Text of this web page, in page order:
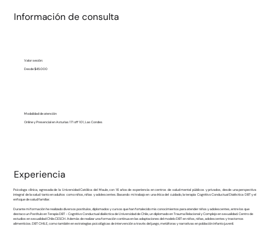
Información de consulta
Valor sesión:
Desde $45.000
Modalidad de atención
Online y Presencial en Asturias 171 off 101, Las Condes
Experiencia
Psicologa clínica, egresada de la Universidad Católica del Maule, con 16 años de experiencia en centros de salud mental públicos y privados, desde una perspectiva
integral de la salud tanto en adultos como niños, niñas y adolescentes. Basando mi trabajo en una ética del cuidado, la terapia Cognitivo Conductual Dialéctica DBT y el
enfoque de salud familiar.
Durante mi formación he realizado diversos postitulos, diplomados y cursos que han fortalecido mis conocimientos para atender niños y adolescentes, entre los que
destaco un Postítulo en Terapia DBT - Cognitivo Conductual dialéctica de Universidad de Chile, un diplomado en Trauma Relacional y Complejo en sexualidad. Centro de
estudios en sexualidad Chile.CESCH. Además de realizar una formación continua en las adaptaciones del modelo DBT en niños, niñas, adolescentes y trastornos
alimenticios. DBT CHILE, como también en estrategias psicológicas de intervención a través del juego, metáforas y narrativas en población infanto juvenil.